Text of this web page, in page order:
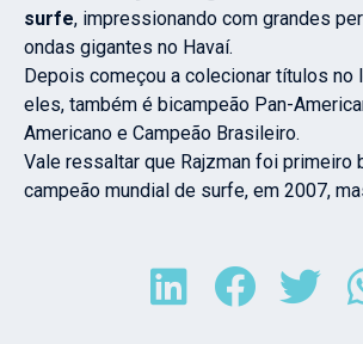
surfe, impressionando com grandes
ondas gigantes no Havaí.
Depois começou a colecionar títulos no
eles, também é bicampeão Pan-
Americano e Campeão Brasileiro.
Vale ressaltar que Rajzman foi primeiro
campeão mundial de surfe, em 2007,